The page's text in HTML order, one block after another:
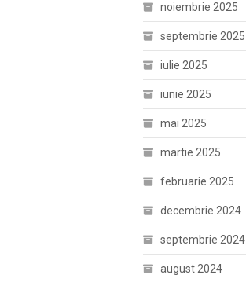
noiembrie 2025
septembrie 2025
iulie 2025
iunie 2025
mai 2025
martie 2025
februarie 2025
decembrie 2024
septembrie 2024
august 2024